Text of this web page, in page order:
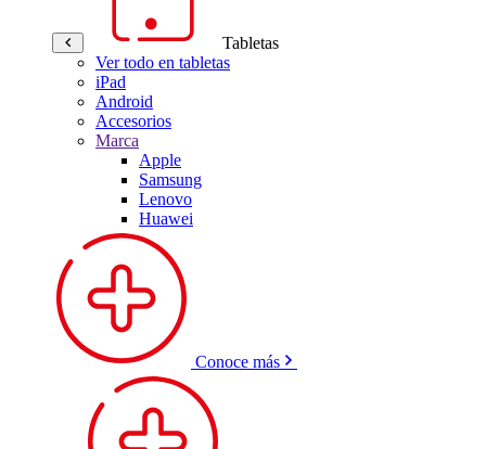
Tabletas
Ver todo en tabletas
iPad
Android
Accesorios
Marca
Apple
Samsung
Lenovo
Huawei
Conoce más